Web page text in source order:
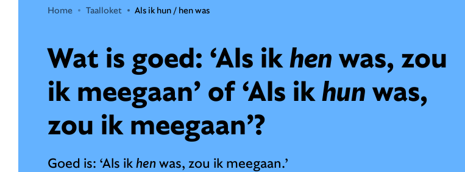
Home Taalloket Als ik hun / hen was
Wat is goed: ‘Als ikhen was, zou
ik meegaan’ of ‘Als ikhun was,
zou ik meegaan’?
Goed is: ‘Als ikhenwas, zou ik meegaan.’